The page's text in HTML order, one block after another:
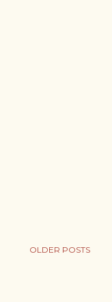
OLDER POSTS